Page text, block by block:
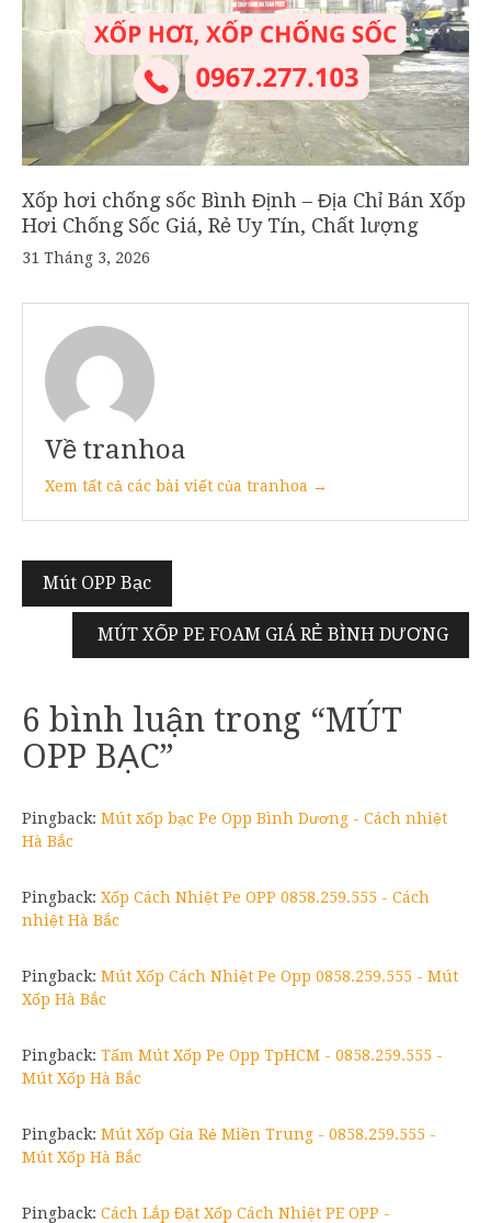
Xốp hơi chống sốc Bình Định – Địa Chỉ Bán Xốp
Hơi Chống Sốc Giá, Rẻ Uy Tín, Chất lượng
31 Tháng 3, 2026
Về tranhoa
Xem tất cả các bài viết của tranhoa →
Điều
hướng
Mút OPP Bạc
MÚT XỐP PE FOAM GIÁ RẺ BÌNH DƯƠNG
6 bình luận trong “MÚT
OPP BẠC”
Pingback: Mút xốp bạc Pe Opp Bình Dương - Cách nhiệt
Hà Bắc
Pingback: Xốp Cách Nhiệt Pe OPP 0858.259.555 - Cách
nhiệt Hà Bắc
Pingback: Mút Xốp Cách Nhiệt Pe Opp 0858.259.555 - Mút
Xốp Hà Bắc
Pingback: Tấm Mút Xốp Pe Opp TpHCM - 0858.259.555 -
Mút Xốp Hà Bắc
Pingback: Mút Xốp Gía Rẻ Miền Trung - 0858.259.555 -
Mút Xốp Hà Bắc
Pingback: Cách Lắp Đặt Xốp Cách Nhiệt PE OPP -